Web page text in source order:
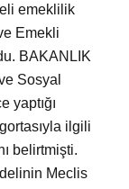
emeklilik
Emekli
BAKANLIK
Sosyal
yaptığı
ilgili
belirtmişti.
Meclis